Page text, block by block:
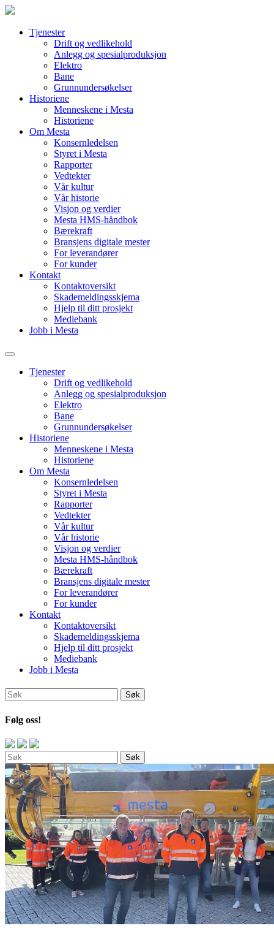
Skip
contentTjenester
Drift og vedlikehold
Anlegg og spesialproduksjon
Elektro
Bane
Grunnundersøkelser
Historiene
Menneskene i Mesta
Historiene
Om Mesta
Konsernledelsen
Styret i Mesta
Rapporter
Vedtekter
Vår kultur
Vår historie
Visjon og verdier
Mesta HMS-håndbok
Bærekraft
Bransjens digitale mester
For leverandører
For kunder
Kontakt
Kontaktoversikt
Skademeldingsskjema
Hjelp til ditt prosjekt
Mediebank
Jobb i Mesta
Tjenester
Drift og vedlikehold
Anlegg og spesialproduksjon
Elektro
Bane
Grunnundersøkelser
Historiene
Menneskene i Mesta
Historiene
Om Mesta
Konsernledelsen
Styret i Mesta
Rapporter
Vedtekter
Vår kultur
Vår historie
Visjon og verdier
Mesta HMS-håndbok
Bærekraft
Bransjens digitale mester
For leverandører
For kunder
Kontakt
Kontaktoversikt
Skademeldingsskjema
Hjelp til ditt prosjekt
Mediebank
Jobb i Mesta
Følg oss!
Søk Søk